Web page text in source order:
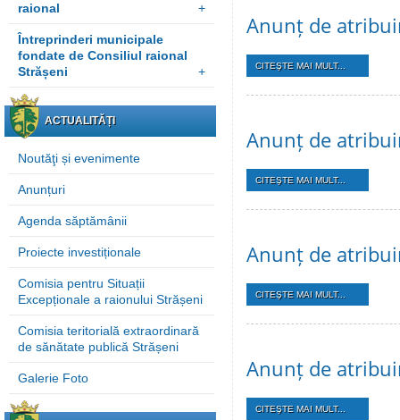
raional
+
Întreprinderi municipale
fondate de Consiliul raional
Strășeni
+
ACTUALITĂȚI
Noutăţi și evenimente
Anunțuri
Agenda săptămânii
Proiecte investiționale
Comisia pentru Situații
Excepționale a raionului Strășeni
Comisia teritorială extraordinară
de sănătate publică Strășeni
Galerie Foto
Anunț de
CITEŞTE MAI MULT...
Anunț de
CITEŞTE MAI MULT...
Anunț de
CITEŞTE MAI MULT...
Anunț de
CITEŞTE MAI MULT...